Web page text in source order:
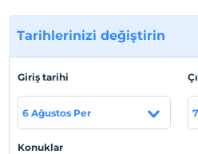
Villa içerisinde, oturma grubu,
mutfak araç gereçleri, ocak,
Tesis lokasyon bilgileri
Tarihlerinizi değiştirin
Giriş tarihi
6 Ağustos Per
Konuklar